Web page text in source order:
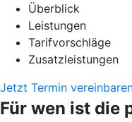
Überblick
Leistungen
Tarifvorschläge
Zusatzleistungen
Jetzt Termin
Für wen ist die